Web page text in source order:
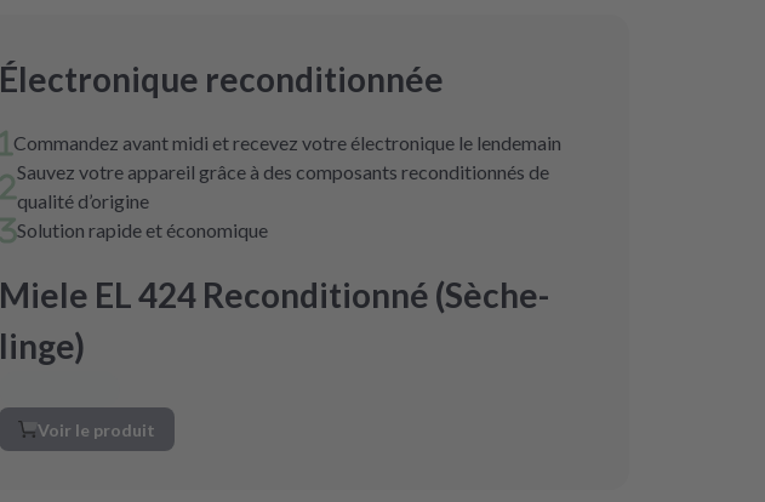
Électronique reconditionnée
Commandez avant midi et recevez votre électronique le lendemain
Sauvez votre appareil grâce à des composants reconditionnés de
qualité d’origine
Solution rapide et économique
Miele EL 424 Reconditionné (Sèche-
linge)
Voir le produit